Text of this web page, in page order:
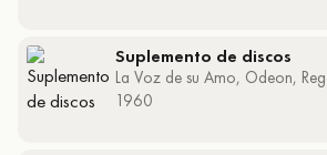
Suplemento de discos
La Voz de su Amo, Odeon,
1960